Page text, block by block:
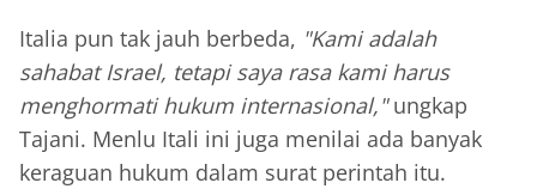
Italia pun tak jauh berbeda, "Kami adalah
sahabat Israel, tetapi saya rasa kami harus
menghormati hukum internasional,"ungkap
Tajani. Menlu Itali ini juga menilai ada banyak
keraguan hukum dalam surat perintah itu.